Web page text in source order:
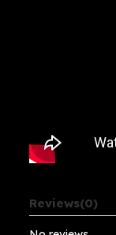
Reviews(0)